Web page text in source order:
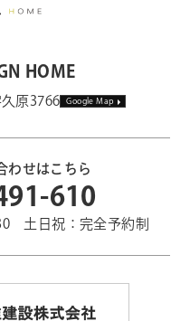
HOME
原3766 Google Map
わせはこちら
610
土日祝：完全予約制